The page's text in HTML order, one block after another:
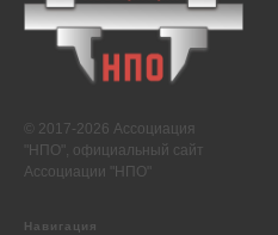
© 2017-2026 Ассоциация
"НПО", официальный сайт
Ассоциации "НПО"
Навигация